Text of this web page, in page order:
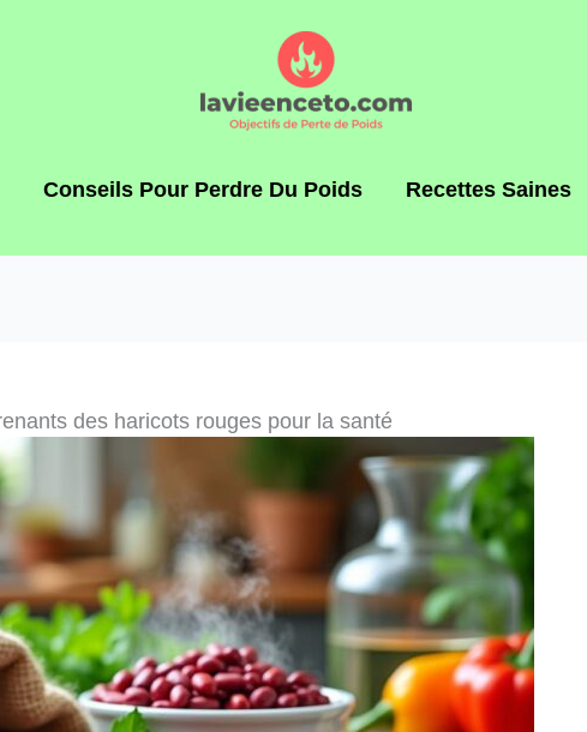
Conseils Pour Perdre Du Poids Recettes Saines
des haricots rouges pour la santé